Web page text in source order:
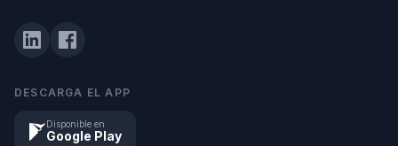
DESCARGA EL APP
Disponible en
Google Play